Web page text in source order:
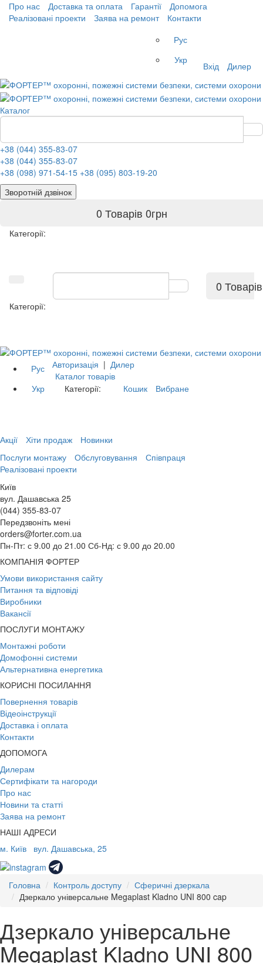
Про нас Доставка та оплата Гарантії
Допомога
Реалізовані проекти
Заява на ремонт
Контакти
Рус
Укр
Вхід Дилер
Каталог
+38 (044) 355-83-07
+38 (044) 355-83-07
+38 (098) 971-54-15 +38 (095) 803-19-20
Зворотній дзвінок
0 Товарів 0грн
Категорії:
0 Товарів
Категорії:
Рус
Укр
Авторизація | Дилер
Каталог товарів
Категорії:
Кошик Вибране
Акції Хіти продаж
Новинки
Послуги монтажу
Обслуговування
Співпраця
Реалізовані проекти
Київ
вул. Дашавська 25
(044) 355-83-07
Передзвоніть мені
orders@forter.com.ua
Пн-Пт: с 9.00 до 21.00 Сб-Нд: с 9.00 до 20.00
КОМПАНІЯ ФОРТЕР
Умови використання сайту
Питання та відповіді
Виробники
Вакансії
ПОСЛУГИ МОНТАЖУ
Монтажні роботи
Домофонні системи
Альтернативна енергетика
КОРИСНІ ПОСИЛАННЯ
Повернення товарів
Відеоінструкції
Доставка і оплата
Контакти
ДОПОМОГА
Дилерам
Сертифікати та нагороди
Про нас
Новини та статті
Заява на ремонт
НАШІ АДРЕСИ
м. Київ
вул. Дашавська, 25
Головна Контроль доступу
Сферичні дзеркала
Дзеркало універсальне Megaplast Kladno UNI 800 cap
Дзеркало універсальне
Megaplast Kladno UNI 800